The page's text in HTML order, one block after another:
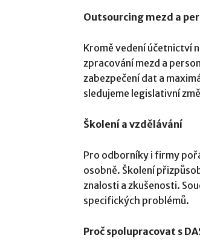
Outsourcing mezd a
Kromě vedení účetnictví
zpracování mezd a
zabezpečení dat a
sledujeme legislativní
Školení a vzdělávání
Pro odborníky i firmy
osobně. Školení
znalosti a zkušenosti.
specifických problémů.
Proč spolupracovat s